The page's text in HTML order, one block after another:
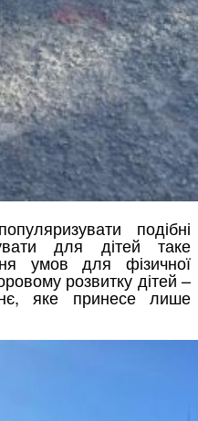
подібні
для дітей таке
умов для фізичної
розвитку дітей –
яке принесе лише